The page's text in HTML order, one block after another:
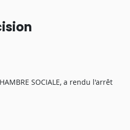
SOCIALE, a rendu l'arrêt